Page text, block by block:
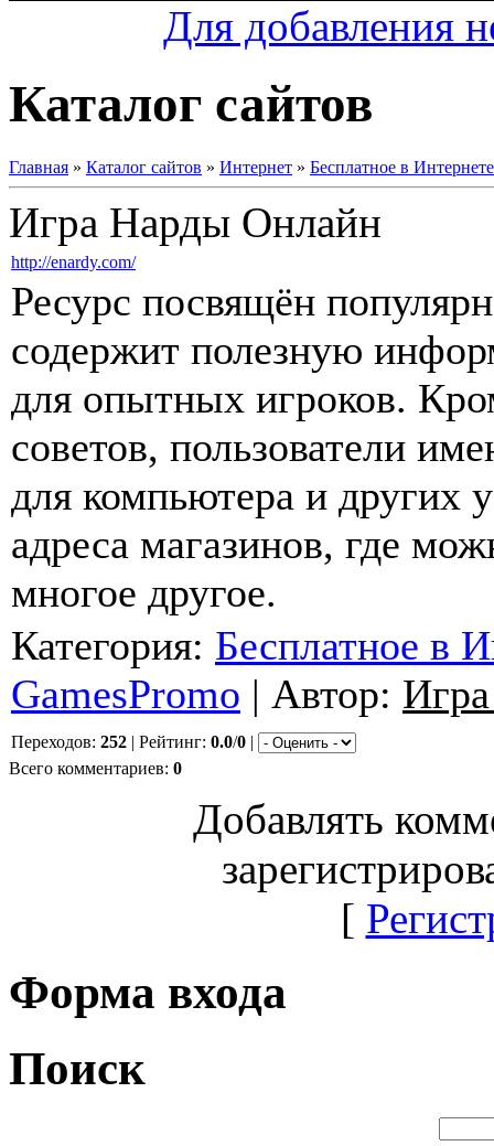
Для добавления
Каталог сайтов
Главная » Каталог сайтов » Интернет » Бесплатное в Интернете
Игра Нарды Онлайн
http://enardy.com/
Ресурс посвящён
содержит полезную
для опытных игроков.
советов, пользователи
для компьютера и других
адреса магазинов, где
многое другое.
Категория: Бесплатное в
GamesPromo | Автор:
Переходов: 252 | Рейтинг: 0.0/0 |
Всего комментариев: 0
Добавлять
[
Форма входа
Поиск